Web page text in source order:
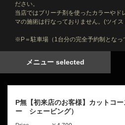
ださい。
当店ではブリーチ剤を使ったカラーやド
マの施術は行なっておりません。(ツイス
※P＝駐車場（1台分の完全予約制となっ
メニュー selected
P無【初来店のお客様】カットコ
ー シェービング）